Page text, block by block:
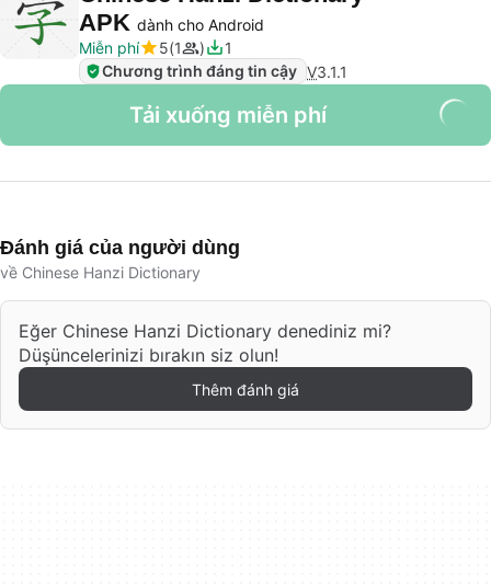
APK dành cho Android
Miễn phí
5 1
1
Chương trình đáng tin cậy V3.1.1
Tải xuống miễn phí
Đánh giá của người dùng
về Chinese Hanzi Dictionary
Eğer Chinese Hanzi Dictionary denediniz mi?
Düşüncelerinizi bırakın siz olun!
Thêm đánh giá